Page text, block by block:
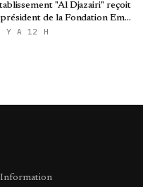
"Al Djazairi" reçoit
de la Fondation Emir
Y A 12 H
Information